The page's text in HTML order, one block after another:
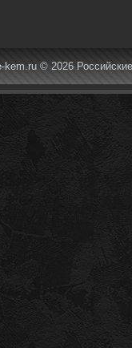
kem.ru © 2026